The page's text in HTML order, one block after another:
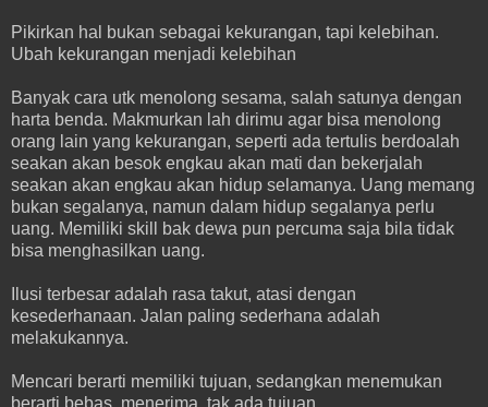
Pikirkan hal bukan sebagai kekurangan, tapi kelebihan.
Ubah kekurangan menjadi kelebihan
Banyak cara utk menolong sesama, salah satunya dengan
harta benda. Makmurkan lah dirimu agar bisa menolong
orang lain yang kekurangan, seperti ada tertulis berdoalah
seakan akan besok engkau akan mati dan bekerjalah
seakan akan engkau akan hidup selamanya. Uang memang
bukan segalanya, namun dalam hidup segalanya perlu
uang. Memiliki skill bak dewa pun percuma saja bila tidak
bisa menghasilkan uang.
Ilusi terbesar adalah rasa takut, atasi dengan
kesederhanaan. Jalan paling sederhana adalah
melakukannya.
Mencari berarti memiliki tujuan, sedangkan menemukan